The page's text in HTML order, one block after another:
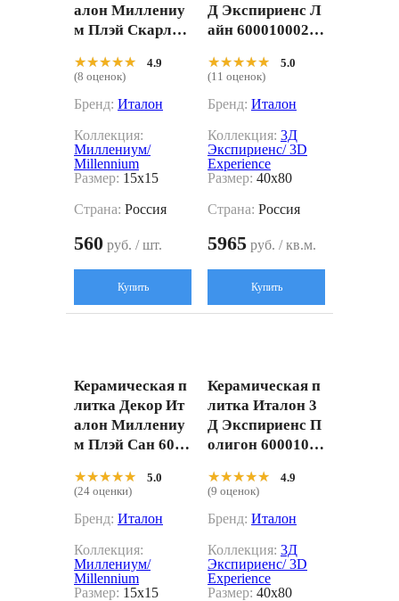
алон Миллениу
м Плэй Скарлет
асный 15x15
★★★★★
★★★★★
4.9
(8 оценок)
Бренд: Италон
Коллекция:
Миллениум/
Millennium
Размер: 15x15
Страна: Россия
560 руб. / шт.
Купить
Д Экспириенс Л
айн 60001000215
★★★★★
★★★★★
5.0
(11 оценок)
Бренд: Италон
Коллекция: 3Д
Экспириенс/ 3D
Experience
Размер: 40x80
Страна: Россия
5965 руб. / кв.м.
Купить
Керамическая п
литка Декор Ит
алон Миллениу
м Плэй Сан 6000
й 15x15
★★★★★
★★★★★
5.0
(24 оценки)
Бренд: Италон
Коллекция:
Миллениум/
Millennium
Размер: 15x15
Керамическая п
литка Италон 3
Д Экспириенс П
олигон 60001000
0
★★★★★
★★★★★
4.9
(9 оценок)
Бренд: Италон
Коллекция: 3Д
Экспириенс/ 3D
Experience
Размер: 40x80